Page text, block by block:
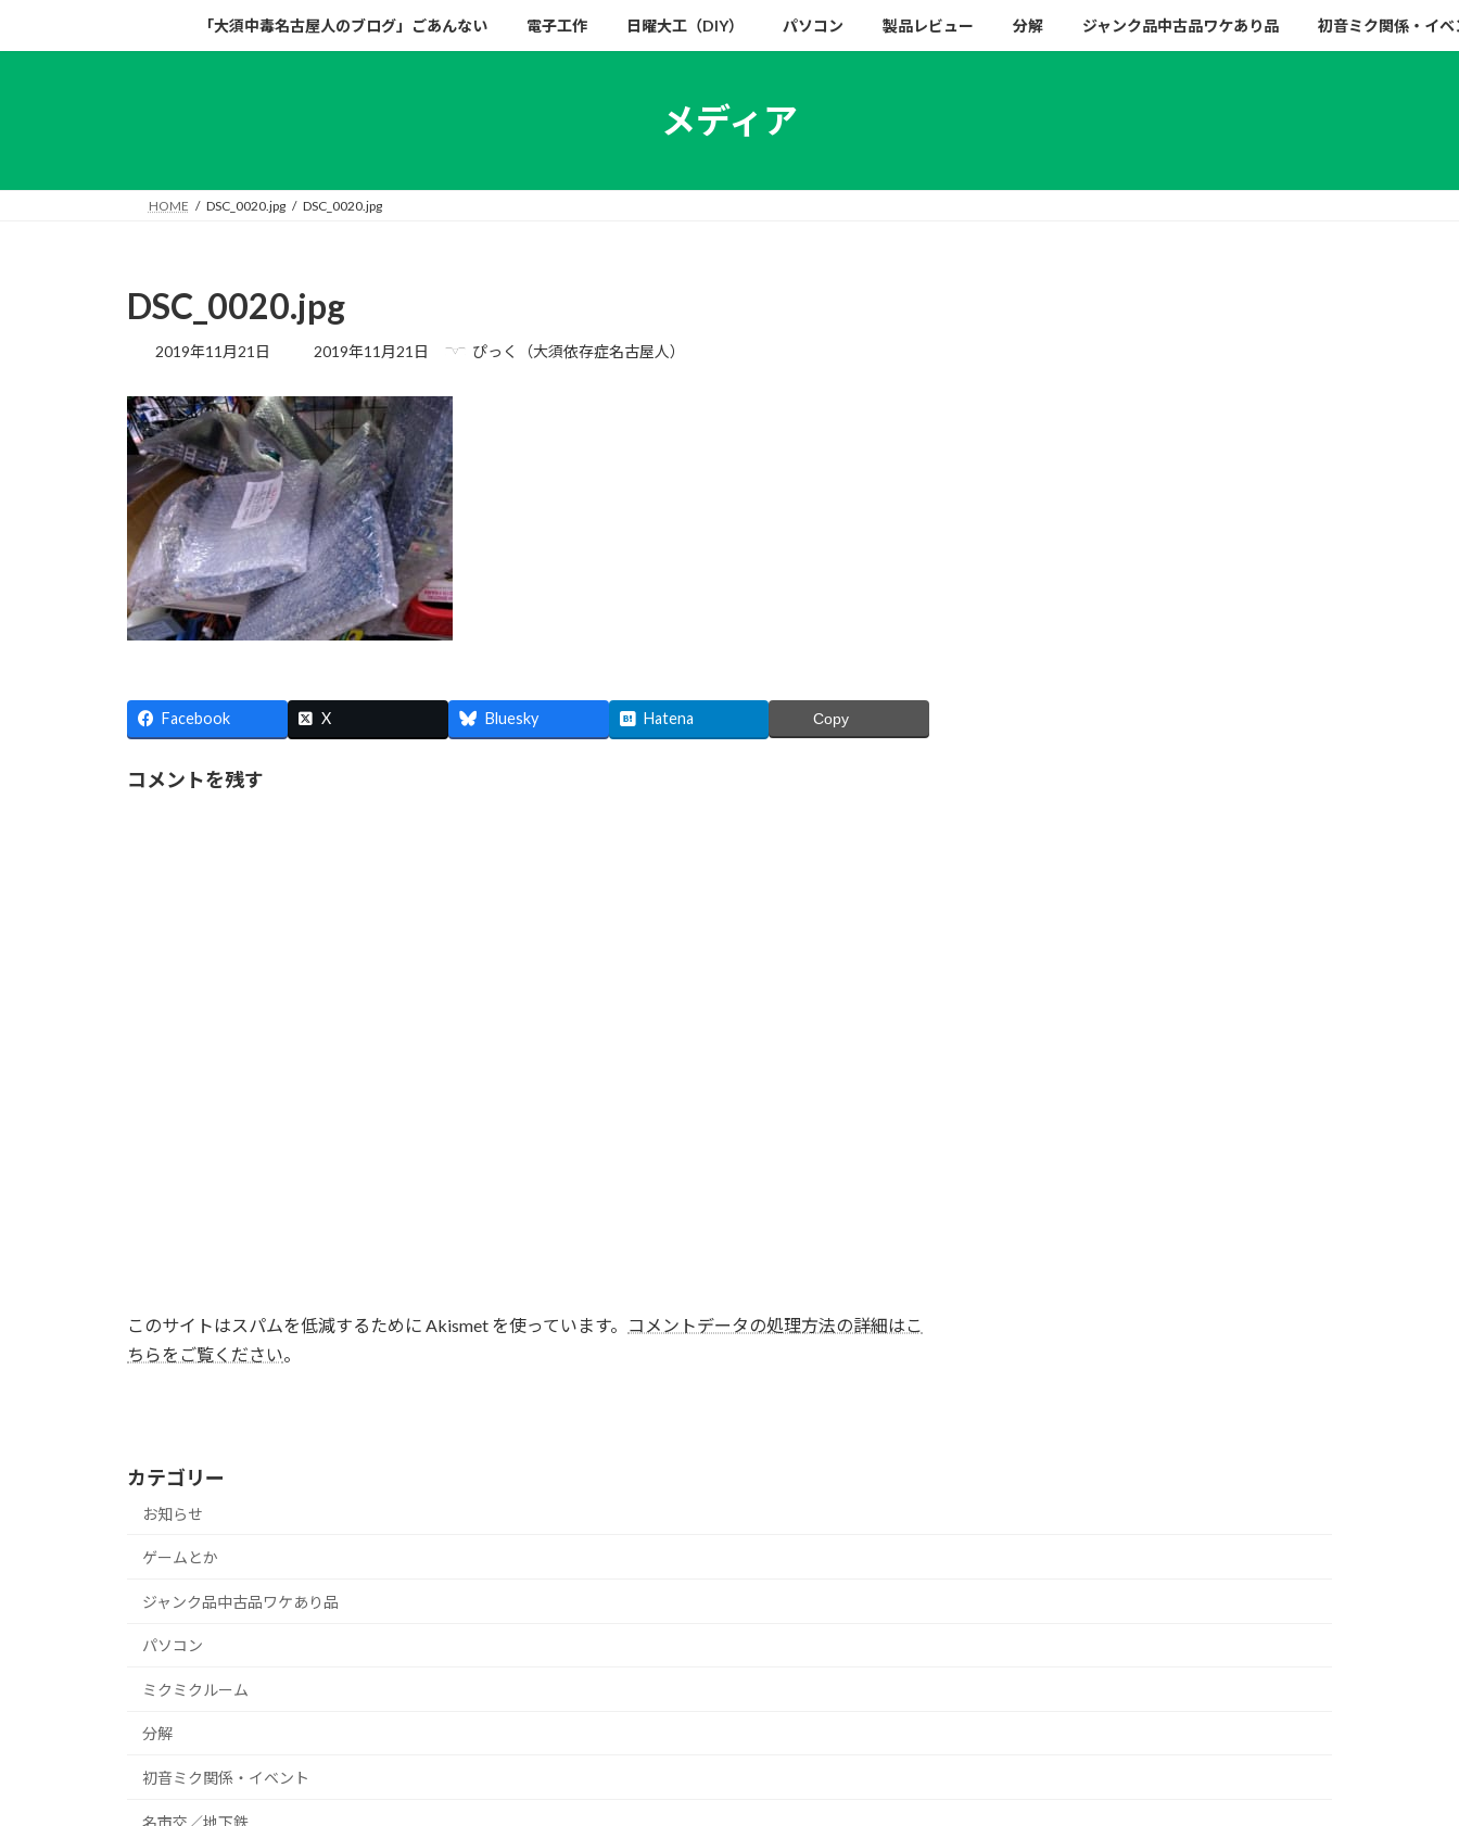
キ
に
「大須中毒名古屋人のブログ」ごあんない 電子工作 日曜大工（DIY） パソコン 製品レビュー 分解 ジャンク品中古品ワケあり品 初音ミク関係・イベ
メディア
HOME DSC_0020.jpg DSC_0020.jpg
DSC_0020.jpg
2019年11月21日
最
更
新
日
時
:
2019年11月21日 ぴっく（大須依存症名古屋人）
Facebook X Bluesky Hatena Copy
コメントを残す
このサイトはスパムを低減するために Akismet を使っています。
コメントデータの処理方法の詳細はこ
ちらをご覧ください。
カテゴリー
お知らせ
ゲームとか
ジャンク品中古品ワケあり品
パソコン
ミクミクルーム
分解
初音ミク関係・イベント
名市交／地下鉄